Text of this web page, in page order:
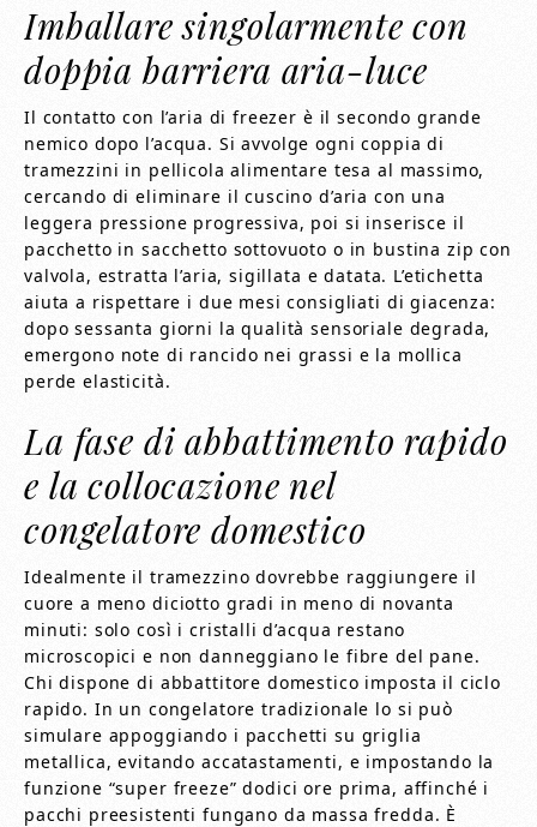
Imballare singolarmente con
doppia barriera aria-luce
Il contatto con l’aria di freezer è il secondo grande
nemico dopo l’acqua. Si avvolge ogni coppia di
tramezzini in pellicola alimentare tesa al massimo,
cercando di eliminare il cuscino d’aria con una
leggera pressione progressiva, poi si inserisce il
pacchetto in sacchetto sottovuoto o in bustina zip con
valvola, estratta l’aria, sigillata e datata. L’etichetta
aiuta a rispettare i due mesi consigliati di giacenza:
dopo sessanta giorni la qualità sensoriale degrada,
emergono note di rancido nei grassi e la mollica
perde elasticità.
La fase di abbattimento rapido
e la collocazione nel
congelatore domestico
Idealmente il tramezzino dovrebbe raggiungere il
cuore a meno diciotto gradi in meno di novanta
minuti: solo così i cristalli d’acqua restano
microscopici e non danneggiano le fibre del pane.
Chi dispone di abbattitore domestico imposta il ciclo
rapido. In un congelatore tradizionale lo si può
simulare appoggiando i pacchetti su griglia
metallica, evitando accatastamenti, e impostando la
funzione “super freeze” dodici ore prima, affinché i
pacchi preesistenti fungano da massa fredda. È